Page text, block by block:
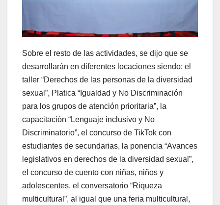
Sobre el resto de las actividades, se dijo que se
desarrollarán en diferentes locaciones siendo: el
taller “Derechos de las personas de la diversidad
sexual”, Platica “Igualdad y No Discriminación
para los grupos de atención prioritaria”, la
capacitación “Lenguaje inclusivo y No
Discriminatorio”, el concurso de TikTok con
estudiantes de secundarias, la ponencia “Avances
legislativos en derechos de la diversidad sexual”,
el concurso de cuento con niñas, niños y
adolescentes, el conversatorio “Riqueza
multicultural”, al igual que una feria multicultural,